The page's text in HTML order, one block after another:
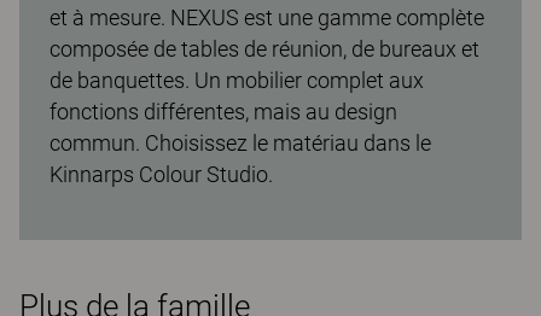
et à mesure. NEXUS est une gamme complète
composée de tables de réunion, de bureaux et
de banquettes. Un mobilier complet aux
fonctions différentes, mais au design
commun. Choisissez le matériau dans le
Kinnarps Colour Studio.
Plus de la famille